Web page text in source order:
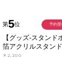
第5位
【グッズ-スタン
箔アクリルスタン
￥2,200
予約受